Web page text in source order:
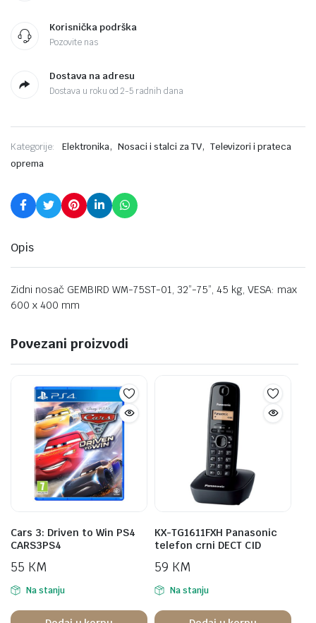
Korisnička podrška
Pozovite nas
Dostava na adresu
Dostava u roku od 2-5 radnih dana
Kategorije: Elektronika, Nosaci i stalci za TV, Televizori i prateca
oprema
Opis
Zidni nosač GEMBIRD WM-75ST-01, 32”-75”, 45 kg, VESA: max
600 x 400 mm
Povezani proizvodi
Cars 3: Driven to Win PS4
CARS3PS4
55 KM
Na stanju
KX-TG1611FXH Panasonic
telefon crni DECT CID
59 KM
Na stanju